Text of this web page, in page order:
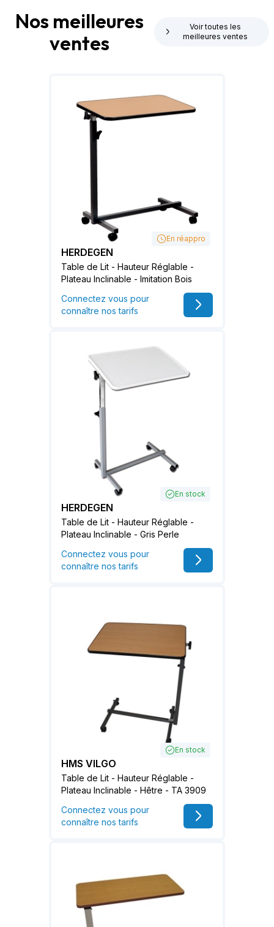
Nos meilleures
ventes
Voir toutes les
meilleures ventes
En réappro
HERDEGEN
Table de Lit - Hauteur Réglable -
Plateau Inclinable - Imitation Bois
Connectez vous pour
connaître nos tarifs
En stock
HERDEGEN
Table de Lit - Hauteur Réglable -
Plateau Inclinable - Gris Perle
Connectez vous pour
connaître nos tarifs
En stock
HMS VILGO
Table de Lit - Hauteur Réglable -
Plateau Inclinable - Hêtre - TA 3909
Connectez vous pour
connaître nos tarifs